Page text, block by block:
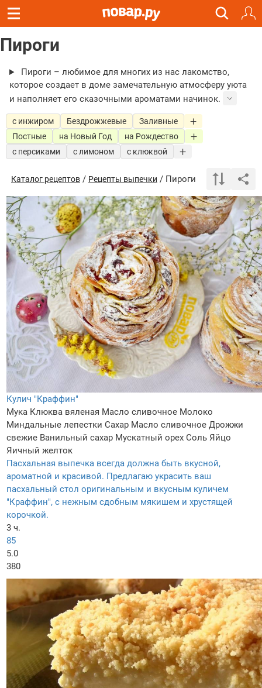
Пироги
Пироги – любимое для многих из нас лакомство,
которое создает в доме замечательную атмосферу уюта
и наполняет его сказочными ароматами начинок.
с инжиром Бездрожжевые
Заливные
Постные
на Новый Год
на Рождество
с персиками
с лимоном с клюквой
Каталог рецептов / Рецепты выпечки / Пироги
Кулич "Краффин"
Мука Клюква вяленая Масло сливочное Молоко
Миндальные лепестки Сахар Масло сливочное Дрожжи
свежие Ванильный сахар Мускатный орех Соль Яйцо
Яичный желток
Пасхальная выпечка всегда должна быть вкусной,
ароматной и красивой. Предлагаю украсить ваш
пасхальный стол оригинальным и вкусным куличем
"Краффин", с нежным сдобным мякишем и хрустящей
корочкой.
3 ч.
85
5.0
380